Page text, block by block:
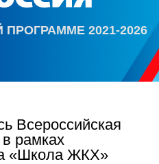
2021-2026
Всероссийская
в рамках
«Школа ЖКХ»